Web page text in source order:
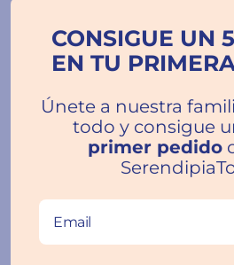
reseña
CONSIGUE UN
EN TU
Únete a nuestra
todo y consigue
primer pedido